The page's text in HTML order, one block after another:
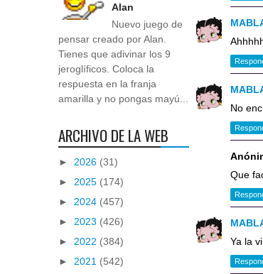
No
Que
Ya la
Alan
Nuevo juego de
pensar creado por Alan.
Tienes que adivinar los 9
jeroglíficos. Coloca la
respuesta en la franja
amarilla y no pongas mayú...
ARCHIVO DE LA WEB
► 2026 (31)
► 2025 (174)
► 2024 (457)
► 2023 (426)
► 2022 (384)
► 2021 (542)